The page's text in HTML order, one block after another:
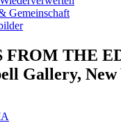
Gemeinschaft
FROM THE
Gallery, New